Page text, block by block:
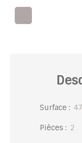
Surface :
Pièces : 2